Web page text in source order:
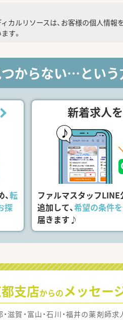
ィカルリソースは、お客様の個人情
す。
からない…という
転
探
新着求人
ファルマスタッフ
追加して、希望の条件
届きます♪
支店からのメッセー
・滋賀・富山・石川・福井の薬剤師